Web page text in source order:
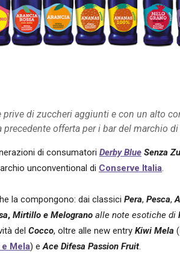
prive di zuccheri aggiunti e con un alto
precedente offerta per i bar del marchio
di consumatori Derby Blue Senza
unconventional di Conserve Italia.
la compongono: dai classici Pera, Pesca,
, Mirtillo e Melograno alle note esotiche di
del Cocco, oltre alle new entry Kiwi Mela (
Mela) eAce Difesa Passion Fruit.